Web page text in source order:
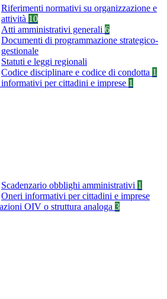
Riferimenti normativi su organizzazione e
attività 10
Atti amministrativi generali 6
Documenti di programmazione strategico-
gestionale
Statuti e leggi regionali
Codice disciplinare e codice di condotta 1
per cittadini e imprese 1
Scadenzario obblighi amministrativi 1
Oneri informativi per cittadini e imprese
OIV o struttura analoga 3